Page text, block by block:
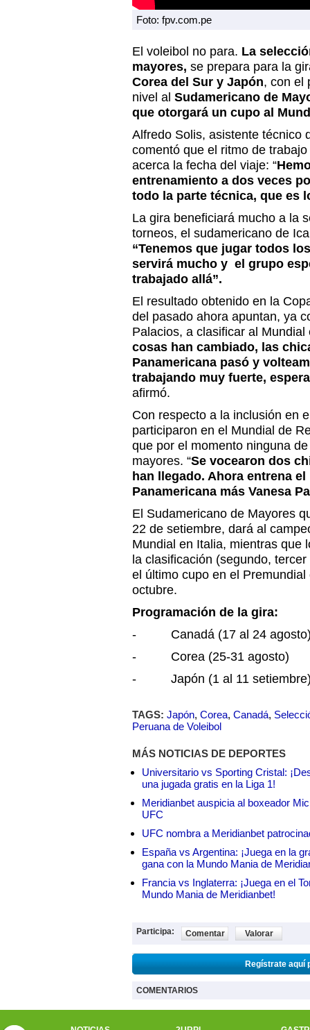
Foto: fpv.com.pe
El voleibol no para. La
mayores, se prepara para la
Corea del Sur y Japón, con el
nivel al Sudamericano de
que otorgará un cupo al
Alfredo Solis, asistente técnico
comentó que el ritmo de
acerca la fecha del viaje: “
entrenamiento a dos veces
todo la parte técnica, que es
La gira beneficiará mucho a la
torneos, el sudamericano de
“Tenemos que jugar todos
servirá mucho y el grupo
trabajado allá”.
El resultado obtenido en la
del pasado ahora apuntan, ya
Palacios, a clasificar al
cosas han cambiado, las
Panamericana pasó y
trabajando muy fuerte,
afirmó.
Con respecto a la inclusión en
participaron en el Mundial de
que por el momento ninguna
mayores. “Se vocearon dos
han llegado. Ahora entrena
Panamericana más Vanesa
El Sudamericano de Mayores
22 de setiembre, dará al
Mundial en Italia, mientras que
la clasificación (segundo,
el último cupo en el
octubre.
Programación de la gira:
-
Canadá (17 al 24
-
Corea (25-31 agosto)
-
Japón (1 al 11
TAGS: Japón, Corea, Canadá,
Peruana de Voleibol
MÁS NOTICIAS DE DEPORTES
Universitario vs Sporting Cristal:
una jugada gratis en la Liga 1!
Meridianbet auspicia al boxeador
UFC
UFC nombra a Meridianbet
España vs Argentina: ¡Juega en la
gana con la Mundo Mania de
Francia vs Inglaterra: ¡Juega en el
Mundo Mania de Meridianbet!
Participa: Comentar Valorar
Regístrate aquí
COMENTARIOS